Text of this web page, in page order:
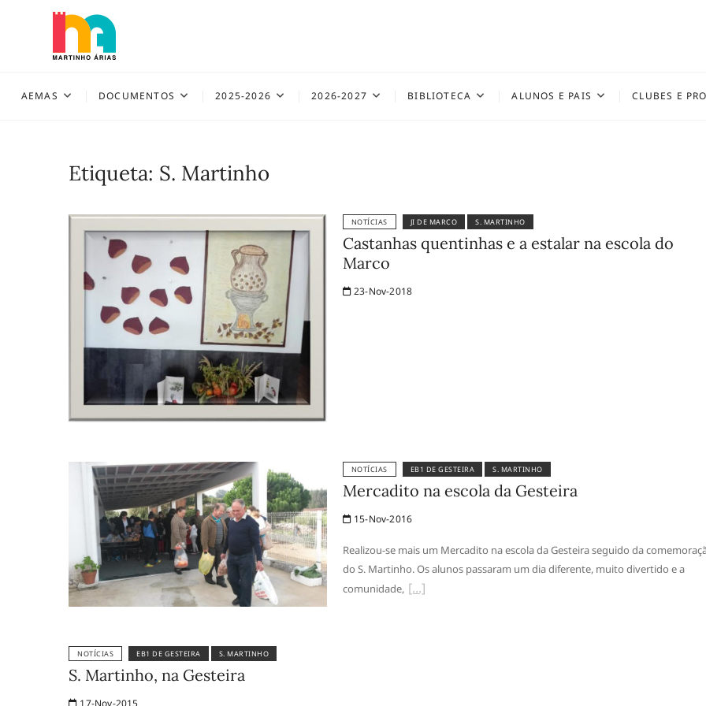
AEMAS DOCUMENTOS 2025-2026 2026-2027 BIBLIOTECA ALUNOS E PAIS CLUBES E
Etiqueta: S. Martinho
NOTÍCIAS JI DE MARCO S. MARTINHO
Castanhas quentinhas e a estalar na escola do
Marco
23-Nov-2018
NOTÍCIAS EB1 DE GESTEIRA S. MARTINHO
Mercadito na escola da Gesteira
15-Nov-2016
Realizou-se mais um Mercadito na escola da Gesteira seguido da
do S. Martinho. Os alunos passaram um dia diferente, muito divertido e a
comunidade,
NOTÍCIAS EB1 DE GESTEIRA S. MARTINHO
S. Martinho, na Gesteira